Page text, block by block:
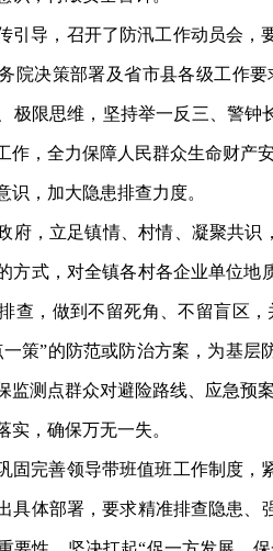
引导，召开了防汛工作动员会，
院决策部署及省市县各级工作
极限思维，坚持举一反三、警
作，全力保障人民群众生命财产安
识，加大隐患排查力度。
府，立足镇情、村情、凝聚共识
方式，对全镇各村各企业单位
查，做到不留死角、不留盲区
策”的防范或防治方案，为基
监测点群众对避险路线、应急预
实，确保万无一失。
固完善领导带班值班工作制度，
具体部署，要求精准排查隐患